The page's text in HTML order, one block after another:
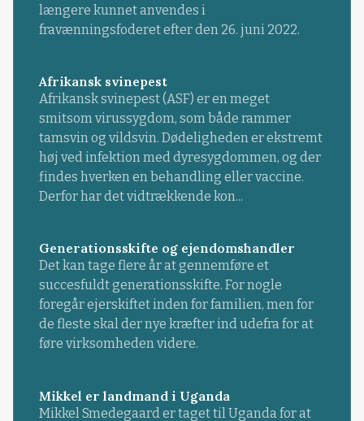
længere kunnet anvendes i
fravænningsfoderet efter den 26. juni 2022.
Afrikansk svinepest
Afrikansk svinepest (ASF) er en meget
smitsom virussygdom, som både rammer
tamsvin og vildsvin. Dødeligheden er ekstremt
høj ved infektion med dyresygdommen, og der
findes hverken en behandling eller vaccine.
Derfor har det vidtrækkende kon...
Generationsskifte og ejendomshandler
Det kan tage flere år at gennemføre et
succesfuldt generationsskifte. For nogle
foregår ejerskiftet inden for familien, men for
de fleste skal der nye kræfter ind udefra for at
føre virksomheden videre.
Mikkel er landmand i Uganda
Mikkel Smedegaard er taget til Uganda for at